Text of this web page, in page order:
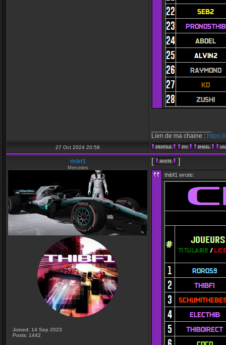
Lien de ma chaine :
27 Oct 2024 20:58
thibf1
Mercedes
Joined: 14 Sep 2023
Posts: 1442
[ ]
thibf1 wrote: